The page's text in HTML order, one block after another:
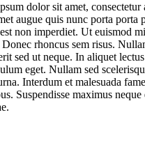
dolor sit amet, consectetur
augue quis nunc porta porta
non imperdiet. Ut euismod
rhoncus sem risus.
sed ut neque. In aliquet
eget. Nullam sed
Interdum et malesuada
Suspendisse maximus neque